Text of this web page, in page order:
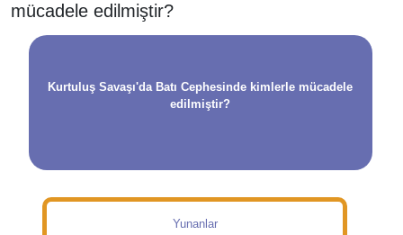
mücadele edilmiştir?
Kurtuluş Savaşı'da Batı Cephesinde kimlerle mücadele
edilmiştir?
Yunanlar